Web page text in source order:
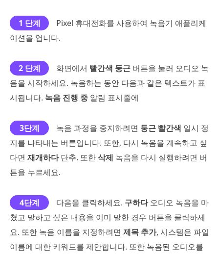
1 단계
Pixel 휴대전화를 사용하여 녹음기 애플리케
이션을 엽니다.
2 단계 화면에서 빨간색 둥근 버튼을 눌러 오디오 녹
음을 시작하세요. 녹음하는 동안 다음과 같은 텍스트가 표
시됩니다. 녹음 진행 중 알림 표시줄에
3단계 녹음 과정을 중지하려면 둥근 빨간색 일시 정
지를 나타내는 버튼입니다. 또한, 다시 녹음을 계속하고 싶
다면 재개하다단추. 또한삭제 녹음을 다시 실행하려면 버
튼을 누르세요.
4단계 다음을 클릭하세요. 구하다오디오 녹음을 마
쳤고 말하고 싶은 내용을 이미 말한 경우 버튼을 클릭하세
요. 또한 녹음 이름을 지정하려면 제목 추가, 시스템은 파일
이름에 대한 키워드를 제안합니다. 또한 녹음된 오디오를